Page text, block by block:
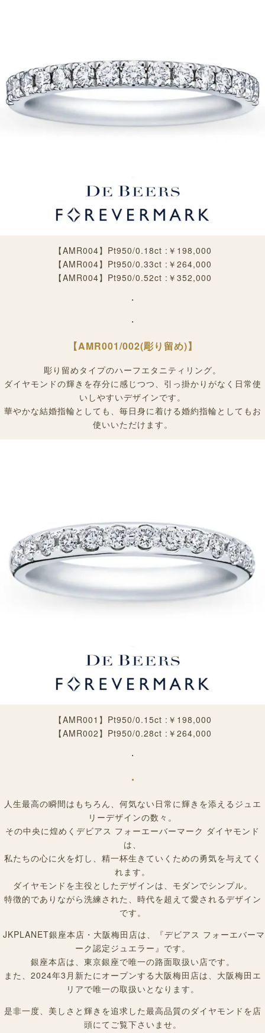
【AMR004】 Pt950/0.18ct :￥198,000
【AMR004】 Pt950/0.33ct :￥264,000
【AMR004】 Pt950/0.52ct :￥352,000
・
・
【AMR001/002(彫り留め)】
彫り留めタイプのハーフエタニティリング。
ダイヤモンドの輝きを存分に感じつつ、引っ掛かりがなく日常使
いしやすいデザインです。
華やかな結婚指輪としても、毎日身に着ける婚約指輪としてもお
使いいただけます。
【AMR001 】 Pt950/0.15ct :￥198,000
【AMR002 】 Pt950/0.28ct :￥264,000
・
・
人生最高の瞬間はもちろん、何気ない日常に輝きを添えるジュエ
リーデザインの数々。
その中央に煌めくデビアス フォーエーバーマーク ダイヤモンド
は、
私たちの心に火を灯し、精一杯生きていくための勇気を与えてく
れます。
ダイヤモンドを主役としたデザインは、モダンでシンプル。
特徴的でありながら洗練された、時代を超えて愛されるデザイン
です。
JKPLANET銀座本店・大阪梅田店は、『デビアス フォーエバーマ
ーク認定ジュエラー』です。
銀座本店は、東京銀座で唯一の路面取扱い店です。
また、2024年3月新たにオープンする大阪梅田店は、大阪梅田エ
リアで唯一の取扱いとなります。
是非一度、 美しさと輝きを追求した最高品質のダイヤモンドを店
頭にてご覧下さいませ。